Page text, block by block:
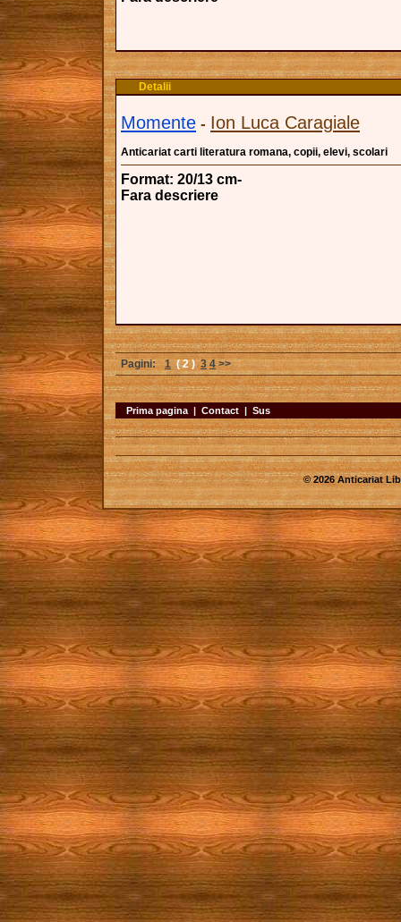
Detalii
Momente - Ion Luca Caragiale
Anticariat carti literatura romana, copii, elevi, scolari
Format: 20/13 cm-
Fara descriere
Pagini: 1 ( 2 ) 3 4 >>
Prima pagina | Contact | Sus
© 2026 Anticariat